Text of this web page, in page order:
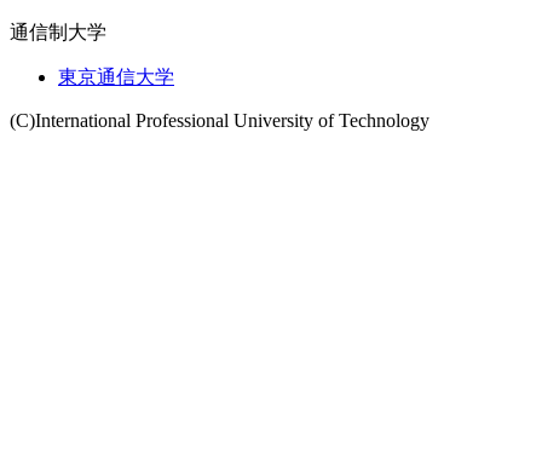
通信制大学
東京通信大学
(C)International Professional University of Technology